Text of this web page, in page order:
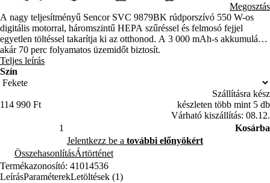
Megosztás
A nagy teljesítményű Sencor SVC 9879BK rúdporszívó 550 W-os
digitális motorral, háromszintű HEPA szűréssel és felmosó fejjel
egyetlen töltéssel takarítja ki az otthonod. A 3 000 mAh-s akkumulátor
akár 70 perc folyamatos üzemidőt biztosít.
Teljes leírás
Szín
114 990 Ft
Szállításra kész
készleten több mint 5 db
Várható kiszállítás: 08.12.
Kosárba
Jelentkezz be a további előnyökért
ÖsszehasonlításÁrtörténet
Termékazonosító: 41014536
LeírásParaméterekLetöltések (1)